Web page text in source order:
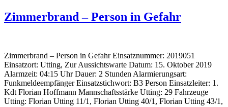
Zimmerbrand – Person in Gefahr
Zimmerbrand – Person in Gefahr Einsatznummer: 2019051
Einsatzort: Utting, Zur Aussichtswarte Datum: 15. Oktober 2019
Alarmzeit: 04:15 Uhr Dauer: 2 Stunden Alarmierungsart:
Funkmeldeempfänger Einsatzstichwort: B3 Person Einsatzleiter: 1.
Kdt Florian Hoffmann Mannschaftsstärke Utting: 29 Fahrzeuge
Utting: Florian Utting 11/1, Florian Utting 40/1, Florian Utting 43/1,